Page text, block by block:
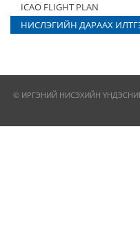
ICAO FLIGHT PLAN
НИСЛЭГИЙН ДАРААХ
© ИРГЭНИЙ НИСЭХИЙН